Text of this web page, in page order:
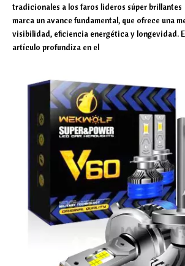
tradicionales a los faros lideros súper brillantes
marca un avance fundamental, que ofrece una
visibilidad, eficiencia energética y longevidad.
artículo profundiza en el